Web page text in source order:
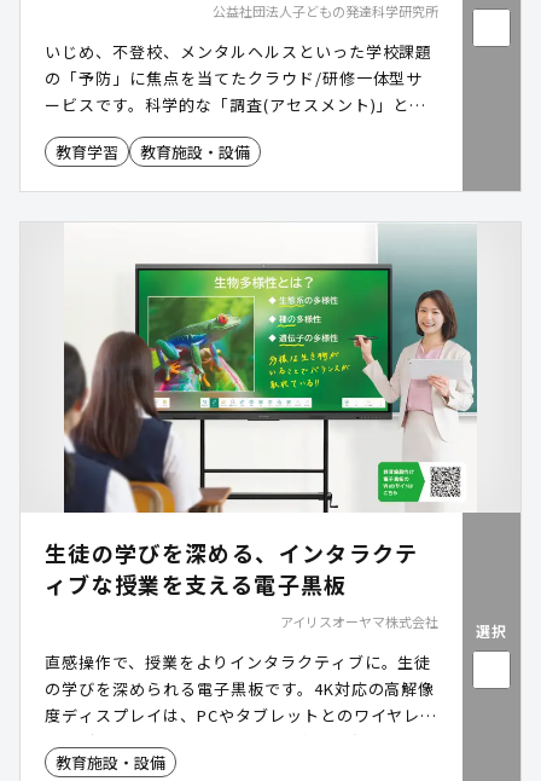
公益社団法人子どもの発達科学研究所
いじめ、不登校、メンタルヘルスといった学校課題
の「予防」に焦点を当てたクラウド/研修一体型サ
ービスです。科学的な「調査(アセスメント)」と
「行動(アクション)」の2ステップで解決に導きま
す。1人1台端末を用いたアンケートツールをはじ
対策(COCOLOプラン)にも掲載されています。
教育学習 教育施設・設備
生徒の学びを深める、インタラクテ
ィブな授業を支える電子黒板
アイリスオーヤマ株式会社
直感操作で、授業をよりインタラクティブに。生徒
の学びを深められる電子黒板です。4K対応の高解像
度ディスプレイは、PCやタブレットとのワイヤレス
接続が可能で、授業の効率化と教育の質向上をサポ
ートします。
教育施設・設備
選択